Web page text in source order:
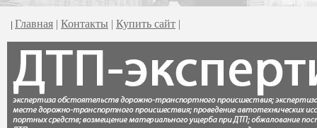
| Главная | Контакты | Купить сайт |